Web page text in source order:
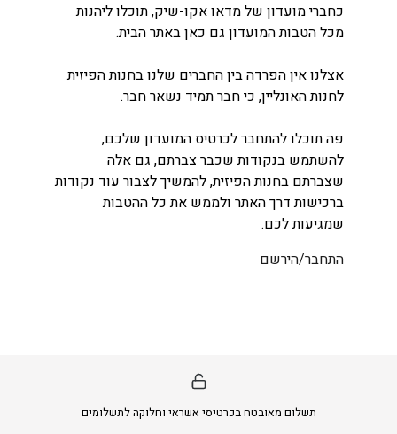
כחברי מועדון של מדאו אקו-שיק, תוכלו ליהנות
מכל הטבות המועדון גם כאן באתר הבית.
אצלנו אין הפרדה בין החברים שלנו בחנות הפיזית
לחנות האונליין, כי חבר תמיד נשאר חבר.
פה תוכלו להתחבר לכרטיס המועדון שלכם,
להשתמש בנקודות שכבר צברתם, גם אלה
שצברתם בחנות הפיזית, להמשיך לצבור עוד נקודות
ברכישות דרך האתר ולממש את כל ההטבות
שמגיעות לכם.
התחבר/הירשם
תשלום מאובטח בכרטיסי אשראי וחלוקה לתשלומים